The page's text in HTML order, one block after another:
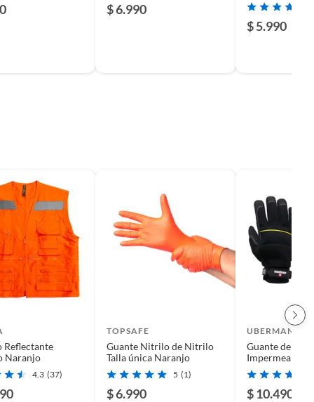
$ 6.990
$ 5.990
Reflectante
Naranjo
4.3 (37)
TOPSAFE
Guante Nitrilo de Nitrilo
Talla única Naranjo
5 (1)
$ 6.990
UBERMANN
Guante de
Impermeable L
$ 10.490